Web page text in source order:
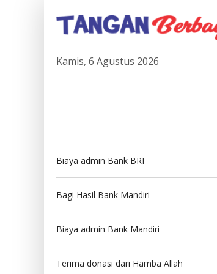
Kamis, 6 Agustus 2026
Biaya admin Bank BRI
Bagi Hasil Bank Mandiri
Biaya admin Bank Mandiri
Terima donasi dari Hamba Allah